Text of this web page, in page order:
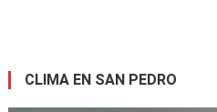
CLIMA EN SAN PEDRO